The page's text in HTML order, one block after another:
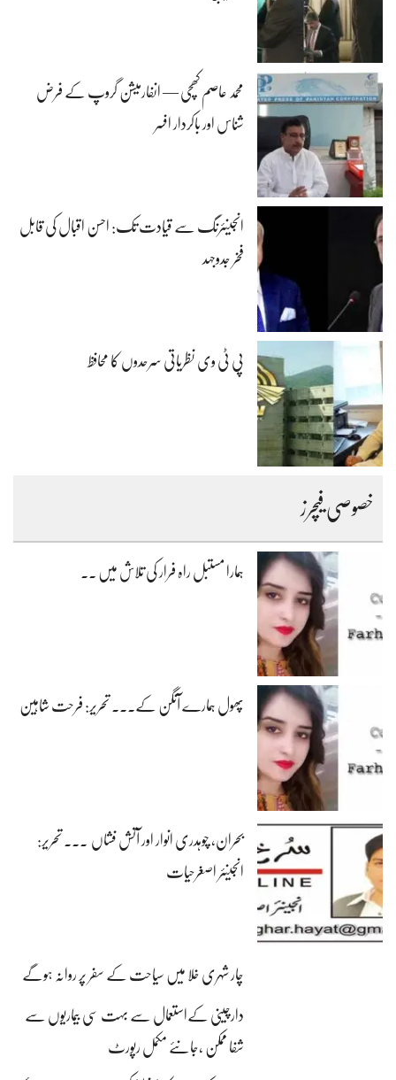
محمد عاصم کھچی — انفارمیشن گروپ کے فرض
شناس اور باکردار افسر
انجینئرنگ سے قیادت تک: احسن اقبال کی قابل
فخر جدوجہد
پی ٹی وی نظریاتی سرحدوں کا محافظ
خصوصی فیچرز
ہمارا مستبل راہ فرار کی تلاش میں ۔۔
پھول ہمارے آنگن کے۔۔۔ تحریر: فرحت شاہین
بحران، چوہدری انوار اور آتش فشاں ۔۔۔ تحریر:
انجینئر اصغرحیات
چار شہری خلا میں سیاحت کے سفر پر روانہ ہوگے
دارچینی کےاستعمال سے بہت سی بیماریوں سے
شفا ممکن ،جانئے مکمل رپورٹ